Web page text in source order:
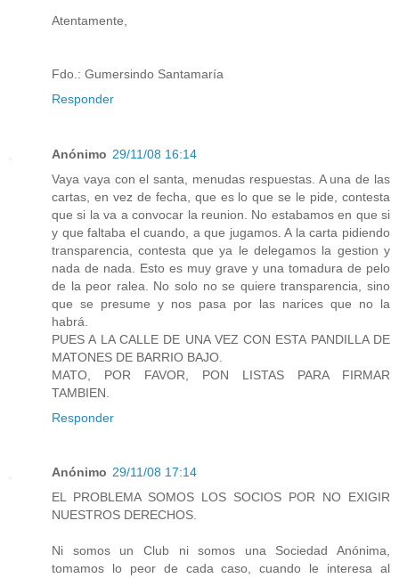
Atentamente,
Fdo.: Gumersindo Santamaría
Responder
Anónimo 29/11/08 16:14
Vaya vaya con el santa, menudas respuestas. A una de las
cartas, en vez de fecha, que es lo que se le pide, contesta
que si la va a convocar la reunion. No estabamos en que si
y que faltaba el cuando, a que jugamos. A la carta pidiendo
transparencia, contesta que ya le delegamos la gestion y
nada de nada. Esto es muy grave y una tomadura de pelo
de la peor ralea. No solo no se quiere transparencia, sino
que se presume y nos pasa por las narices que no la
habrá.
PUES A LA CALLE DE UNA VEZ CON ESTA PANDILLA DE
MATONES DE BARRIO BAJO.
MATO, POR FAVOR, PON LISTAS PARA FIRMAR
TAMBIEN.
Responder
Anónimo 29/11/08 17:14
EL PROBLEMA SOMOS LOS SOCIOS POR NO EXIGIR
NUESTROS DERECHOS.
Ni somos un Club ni somos una Sociedad Anónima,
tomamos lo peor de cada caso, cuando le interesa al